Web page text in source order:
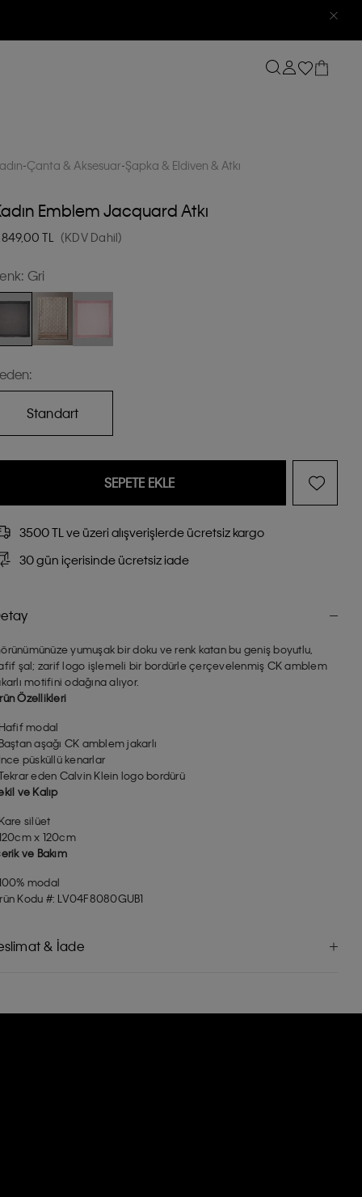
Çanta & Aksesuar Şapka & Eldiven & Atkı
Emblem Jacquard Atkı
TL (KDV Dahil)
Gri
Standart
SEPETE EKLE
3500 TL ve üzeri alışverişlerde ücretsiz kargo
30 gün içerisinde ücretsiz iade
yumuşak bir doku ve renk katan bu geniş boyutlu,
şal; zarif logo işlemeli bir bordürle çerçevelenmiş CK amblem
motifini odağına alıyor.
Özellikleri
modal
aşağı CK amblem jakarlı
püsküllü kenarlar
eden Calvin Klein logo bordürü
ve Kalıp
silüet
x 120cm
ve Bakım
modal
Kodu #: LV04F8080GUB1
& İade